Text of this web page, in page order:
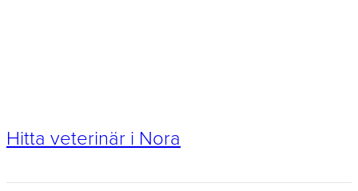
Hitta veterinär i Nora